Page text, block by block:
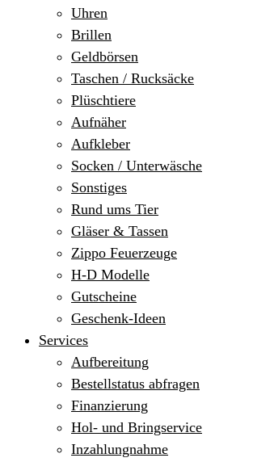
Uhren
Brillen
Geldbörsen
Taschen / Rucksäcke
Plüschtiere
Aufnäher
Aufkleber
Socken / Unterwäsche
Sonstiges
Rund ums Tier
Gläser & Tassen
Zippo Feuerzeuge
H-D Modelle
Gutscheine
Geschenk-Ideen
Services
Aufbereitung
Bestellstatus abfragen
Finanzierung
Hol- und Bringservice
Inzahlungnahme